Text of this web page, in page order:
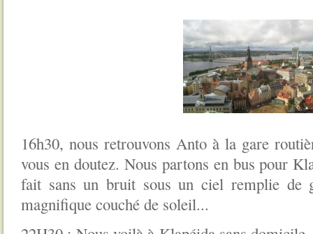
16h30, nous retrouvons Anto à la gare
vous en doutez. Nous partons en bus pour
fait sans un bruit sous un ciel remplie de
magnifique couché de soleil...